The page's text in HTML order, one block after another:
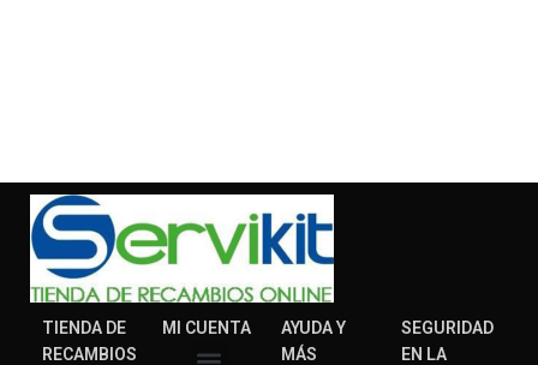
TIENDA DE
RECAMBIOS
MI CUENTA
AYUDA Y
MÁS
SEGURIDAD
EN LA